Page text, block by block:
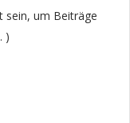
sein, um Beiträge
)